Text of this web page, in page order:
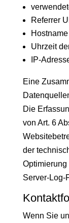
Referrer
Uhrzeit
IP-
Eine
Die
von Art. 6
der
Server-Log-
Wenn Sie